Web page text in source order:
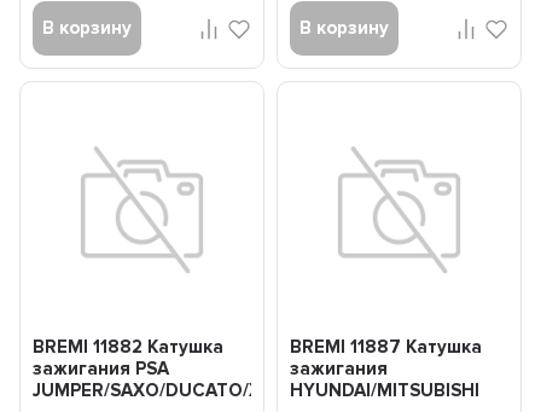
В корзину В корзину
BREMI 11882 Катушка
зажигания PSA
JUMPER/SAXO/DUCATO/XSARA/106/306/405/BOXER/...
BREMI 11887 Катушка
зажигания
HYUNDAI/MITSUBISHI